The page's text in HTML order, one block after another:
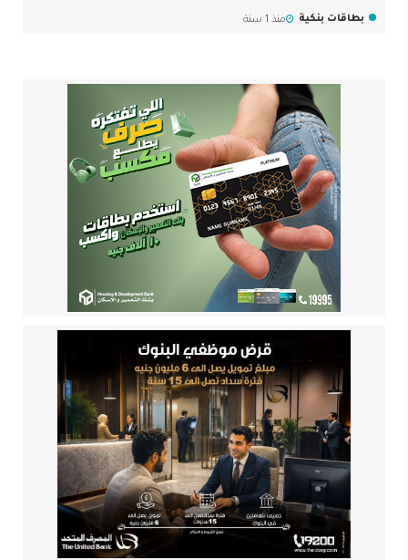
بطاقات بنكية منذ 1 سنة